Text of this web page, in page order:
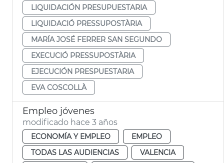
LIQUIDACIÓN PRESUPUESTARIA
LIQUIDACIÓ PRESSUPOSTÀRIA
MARÍA JOSÉ FERRER SAN SEGUNDO
EXECUCIÓ PRESSUPOSTÀRIA
EJECUCIÓN PRESPUESTARIA
EVA COSCOLLÀ
Empleo jóvenes
modificado hace 3 años
ECONOMÍA Y EMPLEO
EMPLEO
TODAS LAS AUDIENCIAS
VALENCIA